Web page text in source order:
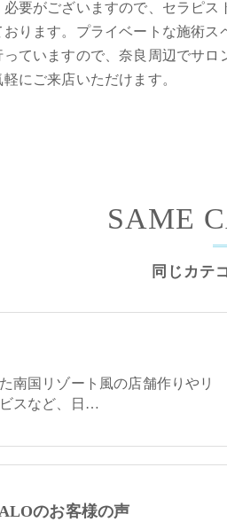
要がございますので、セラピス
ります。プライベートな施術ス
ていますので、奈良周辺でサロ
にご来店いただけます。
同じカテ
SAME
南国リゾート風の店舗作りやリ
スなど、日…
のお客様の声